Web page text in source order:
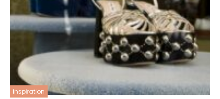
inspiration